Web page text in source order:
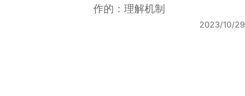
作的：理解机制
2023/10/29